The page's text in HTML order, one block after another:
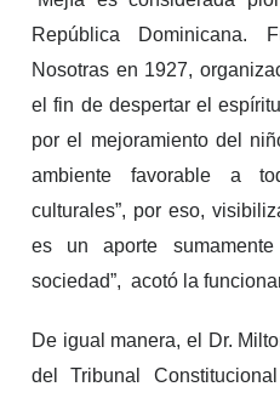
República Dominicana.
Nosotras en 1927,
el fin de despertar el
por el mejoramiento del
ambiente favorable a
culturales”, por eso,
es un aporte
sociedad”, acotó la
De igual manera, el Dr.
del Tribunal